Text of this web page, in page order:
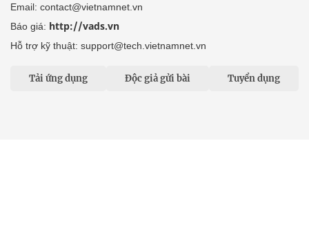
Email: contact@vietnamnet.vn
Báo giá: http://vads.vn
Hỗ trợ kỹ thuật: support@tech.vietnamnet.vn
Tải ứng dụng Độc giả gửi bài Tuyển dụng